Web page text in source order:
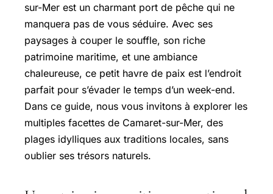
sur-Mer est un charmant port de pêche qui ne
manquera pas de vous séduire. Avec ses
paysages à couper le souffle, son riche
patrimoine maritime, et une ambiance
chaleureuse, ce petit havre de paix est l’endroit
parfait pour s’évader le temps d’un week-end.
Dans ce guide, nous vous invitons à explorer les
multiples facettes de Camaret-sur-Mer, des
plages idylliques aux traditions locales, sans
oublier ses trésors naturels.